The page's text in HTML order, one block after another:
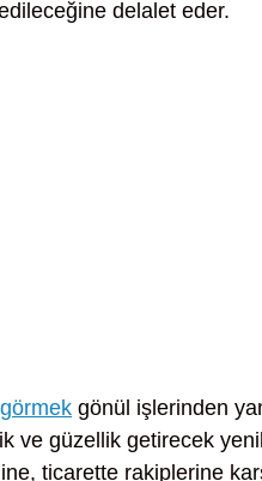
delalet eder.
gönül işlerinden
ve güzellik getirecek
ticarette rakiplerine